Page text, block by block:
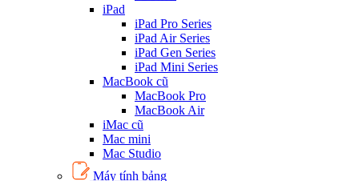
iPad
iPad Pro Series
iPad Air Series
iPad Gen Series
iPad Mini Series
MacBook cũ
MacBook Pro
MacBook Air
iMac cũ
Mac mini
Mac Studio
Máy tính bảng